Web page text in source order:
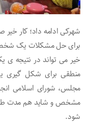
شهرکی ادامه داد؛ کار
برای حل مشکلات یک شخص
خیر می تواند در نتیجه
منطقی برای شکل گیری
مجلس، شورای اسلامی
مشخص و شاید هم مدت
شود.